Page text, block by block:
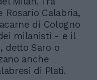
Calabria,
di Cologno
milanisti - e il
detto Saro o
anche
di Platì.